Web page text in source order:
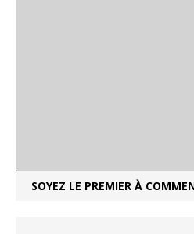
SOYEZ LE PREMIER À